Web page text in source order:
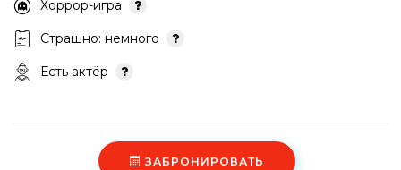
Хоррор-игра
Страшно: немного
Есть актёр
ЗАБРОНИРОВАТЬ